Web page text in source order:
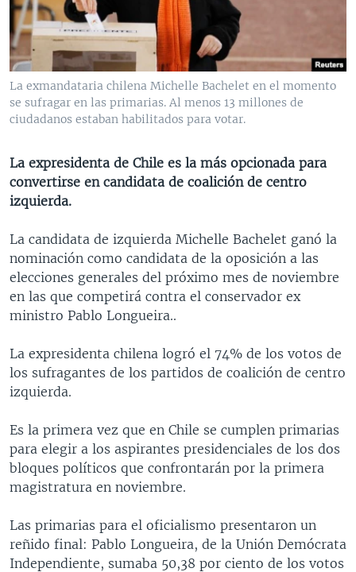
VENEZUELA
BRASIL
NICARAGUA
ECONOMÍA
ENTRETENIMIENTO Y CULTURA
TECNOLOGÍA
DEPORTES
MULTIMEDIA
VIDEOS
FOTOGRAFÍA
AUDIOS
PROGRAMAS TV
EL MUNDO AL DÍA
FORO INTERAMERICANO
LAS CLAVES
PANORAMA
RADIO
AVANCE INFORMATIVO
BUENOS DÍAS AMÉRICA
ESTADOS UNIDOS AL DÍA
FORO [RADIO]
DEPORTIVO INTERNACIONAL
NOTA ECONÓMICA
DIRECT
Learning English
SÍGANOS
Idiomas
La exmandataria chilena Michelle Bachelet en el momento
se sufragar en las primarias. Al menos 13 millones de
ciudadanos estaban habilitados para votar.
La expresidenta de Chile es la más opcionada para
convertirse en candidata de coalición de centro
izquierda.
La candidata de izquierda Michelle Bachelet ganó la
nominación como candidata de la oposición a las
elecciones generales del próximo mes de noviembre
en las que competirá contra el conservador ex
ministro Pablo Longueira..
La expresidenta chilena logró el 74% de los votos de
los sufragantes de los partidos de coalición de centro
izquierda.
Es la primera vez que en Chile se cumplen primarias
para elegir a los aspirantes presidenciales de los dos
bloques políticos que confrontarán por la primera
magistratura en noviembre.
Las primarias para el oficialismo presentaron un
reñido final: Pablo Longueira, de la Unión Demócrata
Independiente, sumaba 50,38 por ciento de los votos